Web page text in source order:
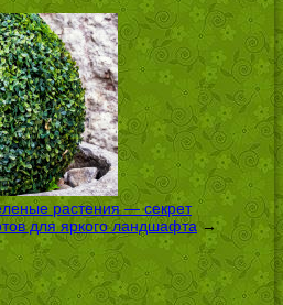
растения — секрет
для яркого ландшафта→